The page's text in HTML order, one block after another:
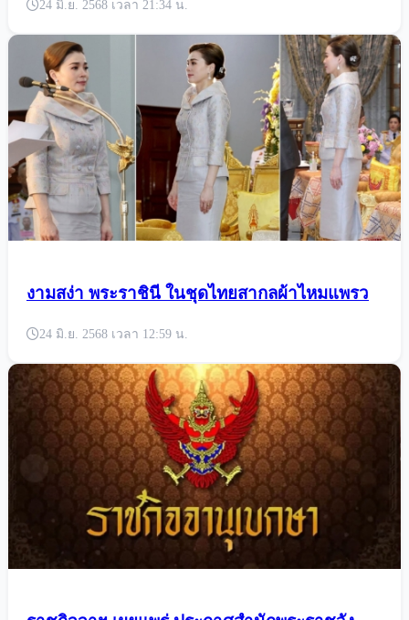
24 มิ.ย. 2568 เวลา 21:34 น.
งามสง่า พระราชินี ในชุดไทยสากลผ้าไหมแพรว
24 มิ.ย. 2568 เวลา 12:59 น.